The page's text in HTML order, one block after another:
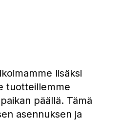
lisäksi
tuotteillemme
päällä. Tämä
asennuksen ja